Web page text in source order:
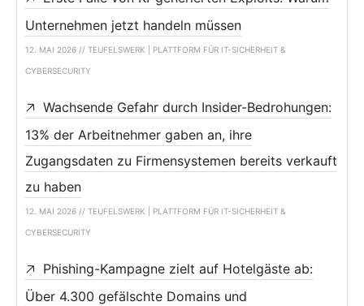
Unternehmen jetzt handeln müssen
12. MAI 2026 // TEUFELSWERK | PLATTFORM FÜR IT-SICHERHEIT &
CYBERSECURITY
Wachsende Gefahr durch Insider-Bedrohungen:
13% der Arbeitnehmer gaben an, ihre
Zugangsdaten zu Firmensystemen bereits verkauft
zu haben
12. MAI 2026 // TEUFELSWERK | PLATTFORM FÜR IT-SICHERHEIT &
CYBERSECURITY
Phishing-Kampagne zielt auf Hotelgäste ab:
Über 4.300 gefälschte Domains und